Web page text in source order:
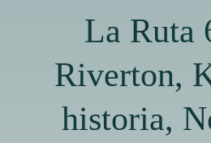
La Ruta
Riverton,
historia,